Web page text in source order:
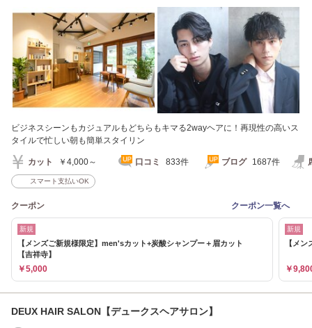
ビジネスシーンもカジュアルもどちらもキマる2wayヘアに！再現性の高いス
タイルで忙しい朝も簡単スタイリン
カット ￥4,000～ 口コミ 833件 ブログ 1687件
スマート支払いOK
クーポン クーポン一覧へ
新規
【メンズご新規様限定】men'sカット+炭酸シャンプー＋眉カット
【吉祥寺】
￥5,000
新規
【メ
￥
DEUX HAIR SALON【デュークスヘアサロン】